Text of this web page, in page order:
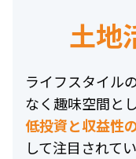
土地
ライフスタイル
なく趣味空間と
低投資と収益性
して注目されてい